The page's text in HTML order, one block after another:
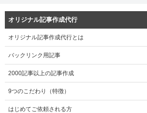
オリジナル記事作成代行
オリジナル記事作成代行とは
バックリンク用記事
2000記事以上の記事作成
9つのこだわり（特徴）
はじめてご依頼される方